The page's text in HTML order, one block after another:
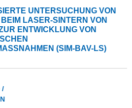
UNTERSUCHUNG VON
LASER-SINTERN VON
ENTWICKLUNG VON
(SIM-BAV-LS)
/